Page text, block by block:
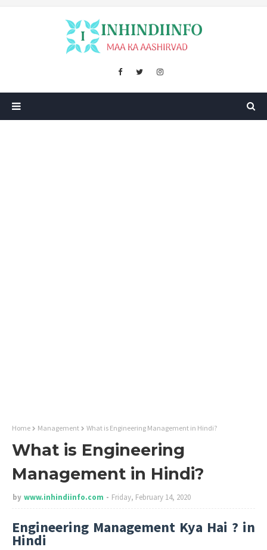
Home Management What is Engineering Management in Hindi?
What is Engineering
Management in Hindi?
by www.inhindiinfo.com Friday, February 14, 2020
Engineering Management Kya Hai ? in
Hindi